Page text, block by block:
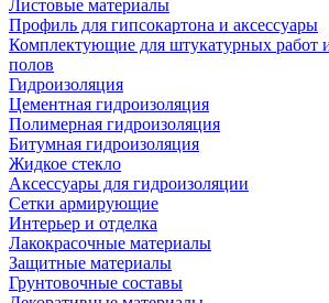
Листовые материалы
Профиль для гипсокартона и аксессуары
Комплектующие для штукатурных работ
полов
Гидроизоляция
Цементная гидроизоляция
Полимерная гидроизоляция
Битумная гидроизоляция
Жидкое стекло
Аксессуары для гидроизоляции
Сетки армирующие
Интерьер и отделка
Лакокрасочные материалы
Защитные материалы
Грунтовочные составы